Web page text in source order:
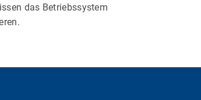
das Betriebssystem